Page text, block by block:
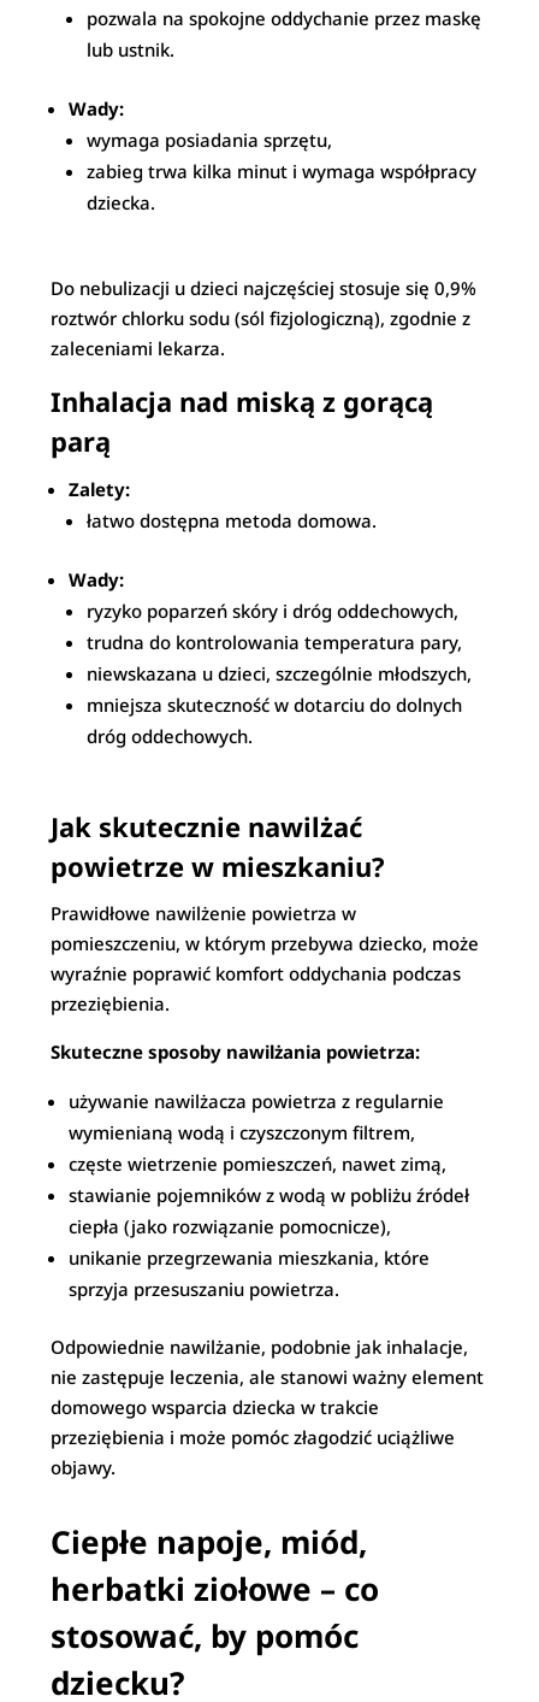
pozwala na spokojne oddychanie przez maskę
lub ustnik.
Wady:
wymaga posiadania sprzętu,
zabieg trwa kilka minut i wymaga współpracy
dziecka.
Do nebulizacji u dzieci najczęściej stosuje się 0,9%
roztwór chlorku sodu (sól fizjologiczną), zgodnie z
zaleceniami lekarza.
Inhalacja nad miską z gorącą
parą
Zalety:
łatwo dostępna metoda domowa.
Wady:
ryzyko poparzeń skóry i dróg oddechowych,
trudna do kontrolowania temperatura pary,
niewskazana u dzieci, szczególnie młodszych,
mniejsza skuteczność w dotarciu do dolnych
dróg oddechowych.
Jak skutecznie nawilżać
powietrze w mieszkaniu?
Prawidłowe nawilżenie powietrza w
pomieszczeniu, w którym przebywa dziecko, może
wyraźnie poprawić komfort oddychania podczas
przeziębienia.
Skuteczne sposoby nawilżania powietrza:
używanie nawilżacza powietrza z regularnie
wymienianą wodą i czyszczonym filtrem,
częste wietrzenie pomieszczeń, nawet zimą,
stawianie pojemników z wodą w pobliżu źródeł
ciepła (jako rozwiązanie pomocnicze),
unikanie przegrzewania mieszkania, które
sprzyja przesuszaniu powietrza.
Odpowiednie nawilżanie, podobnie jak inhalacje,
nie zastępuje leczenia, ale stanowi ważny element
domowego wsparcia dziecka w trakcie
przeziębienia i może pomóc złagodzić uciążliwe
objawy.
Ciepłe napoje, miód,
herbatki ziołowe – co
stosować, by pomóc
dziecku?